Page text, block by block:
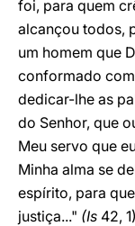
foi, para quem
alcançou todos,
um homem que
conformado
dedicar-lhe as
do Senhor, que
Meu servo que
Minha alma se
espírito, para
justiça..." (Is 42,